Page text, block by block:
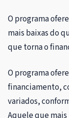
O programa
mais baixas do
que torna o
O programa
financiamento,
variados,